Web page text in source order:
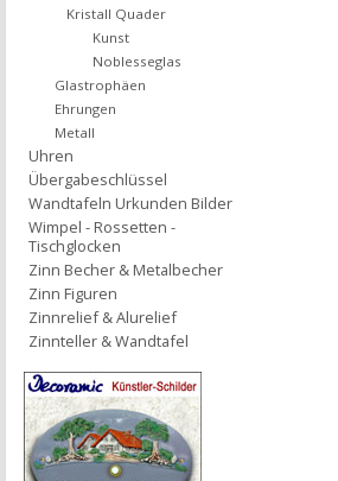
Kristall Quader
Kunst
Noblesseglas
Glastrophäen
Ehrungen
Metall
Uhren
Übergabeschlüssel
Wandtafeln Urkunden Bilder
Wimpel - Rossetten -
Tischglocken
Zinn Becher & Metalbecher
Zinn Figuren
Zinnrelief & Alurelief
Zinnteller & Wandtafel